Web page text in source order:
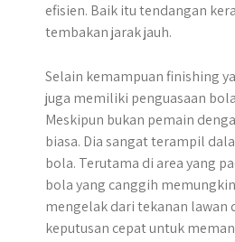
efisien. Baik itu tendangan
tembakan jarak jauh.
Selain kemampuan finishing
juga memiliki penguasaan
Meskipun bukan pemain
biasa. Dia sangat terampil
bola. Terutama di area yang
bola yang canggih
mengelak dari tekanan lawan
keputusan cepat untuk